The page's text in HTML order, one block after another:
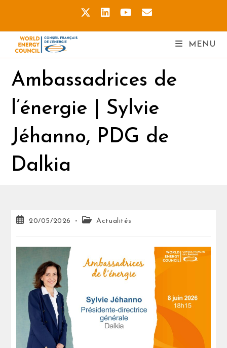
MENU
Ambassadrices de
l’énergie | Sylvie
Jéhanno, PDG de
Dalkia
20/05/2026 Actualités